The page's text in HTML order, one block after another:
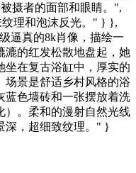
摄者的面部和眼睛。",
纹理和泡沫反光。" } },
逼真的8k肖像，描绘一
漉的红发松散地盘起，她
坐在复古浴缸中，厚实的
场景是舒适乡村风格的浴
蓝色墙砖和一张摆放着洗
）。柔和的漫射自然光线
深，超细致纹理。" }